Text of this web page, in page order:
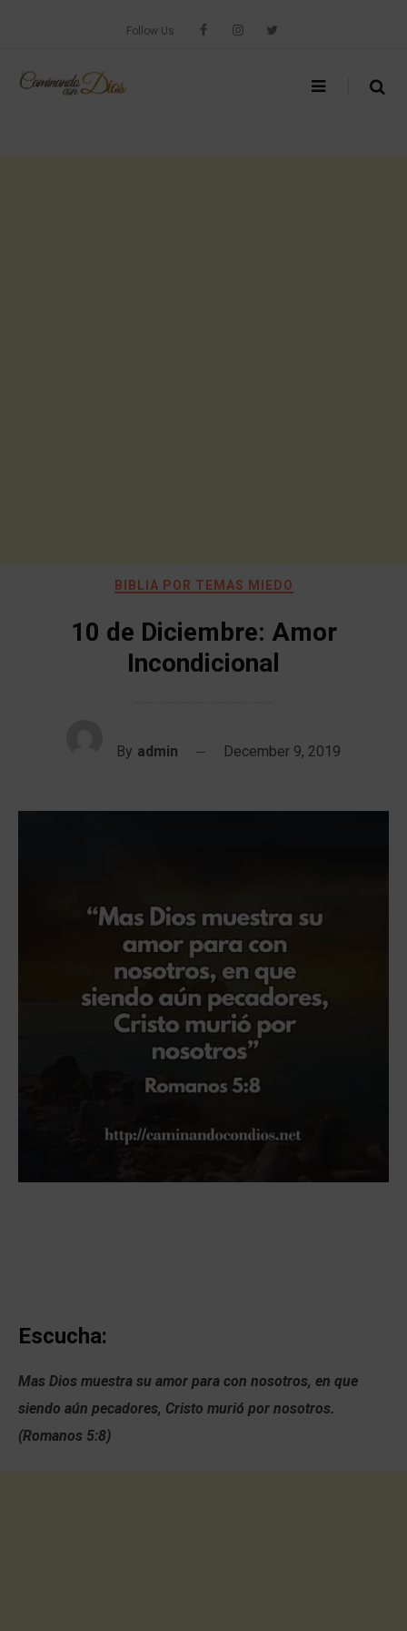
Follow Us
BIBLIA POR TEMAS MIEDO
10 de Diciembre: Amor
Incondicional
By admin December 9, 2019
Escucha:
Mas Dios muestra su amor para con nosotros, en que
siendo aún pecadores, Cristo murió por nosotros.
(Romanos 5:8)